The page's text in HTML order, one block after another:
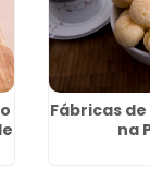
Fábricas
na